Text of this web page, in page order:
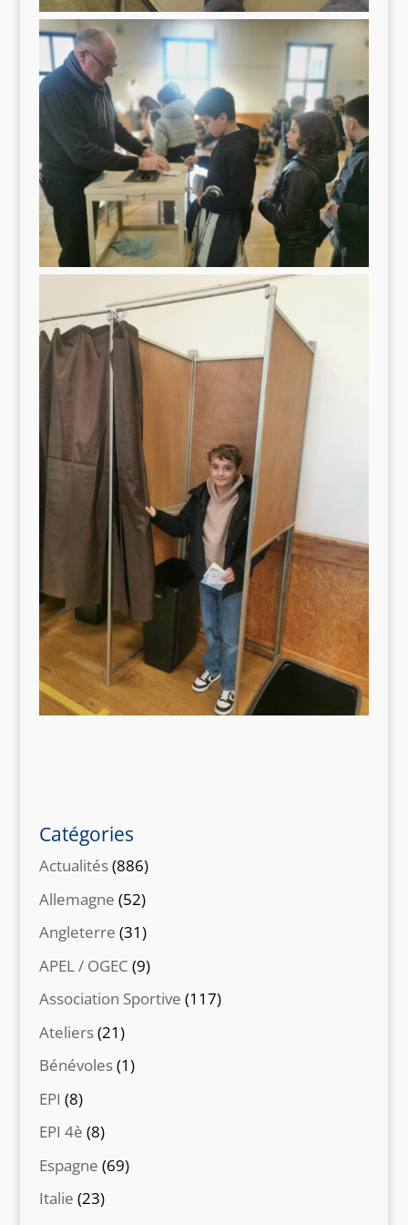
Catégories
Actualités(886)
Allemagne (52)
Angleterre (31)
APEL / OGEC (9)
Association Sportive (117)
Ateliers(21)
Bénévoles(1)
EPI (8)
EPI 4è (8)
Espagne (69)
Italie (23)